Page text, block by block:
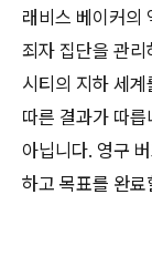
래비스 베이커의
죄자 집단을 관리
시티의 지하 세
따른 결과가 따
아닙니다. 영구
하고 목표를 완료